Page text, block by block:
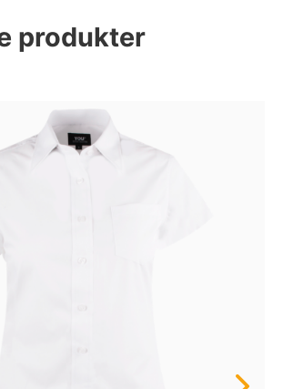
produkter